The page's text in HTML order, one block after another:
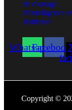
WhatsappFacebook
Copyright ©